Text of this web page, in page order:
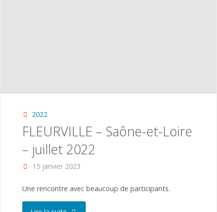
2022
FLEURVILLE – Saône-et-Loire
– juillet 2022
15 janvier 2023
Une rencontre avec beaucoup de participants.